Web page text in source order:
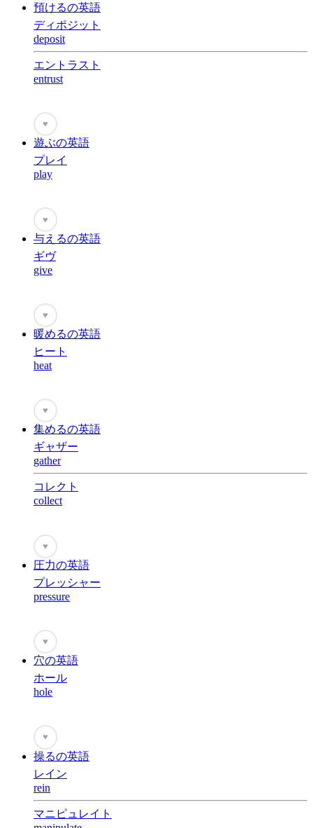
預けるの英語
ディポジット
deposit
エントラスト
entrust
♥
遊ぶの英語
プレイ
play
♥
与えるの英語
ギヴ
give
♥
暖めるの英語
ヒート
heat
♥
集めるの英語
ギャザー
gather
コレクト
collect
♥
圧力の英語
プレッシャー
pressure
♥
穴の英語
ホール
hole
♥
操るの英語
レイン
rein
マニピュレイト